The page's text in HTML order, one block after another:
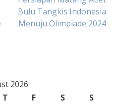
Bulu Tangkis Indonesia
Menuju Olimpiade 2024
2026
T F S
S